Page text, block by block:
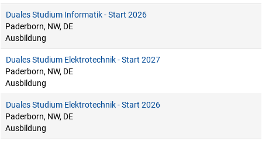
Duales Studium Informatik - Start 2026
Paderborn, NW, DE
Ausbildung
Duales Studium Elektrotechnik - Start 2027
Paderborn, NW, DE
Ausbildung
Duales Studium Elektrotechnik - Start 2026
Paderborn, NW, DE
Ausbildung